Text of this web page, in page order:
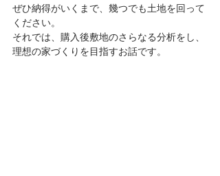
ぜひ納得がいくまで、幾つでも土地を回って
ください。
それでは、購入後敷地のさらなる分析をし、
理想の家づくりを目指すお話です。